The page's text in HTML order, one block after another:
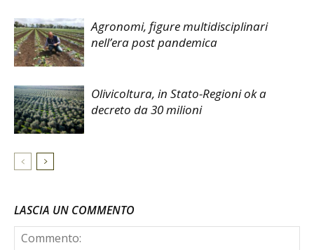
Agronomi, figure multidisciplinari
nell’era post pandemica
Olivicoltura, in Stato-Regioni ok a
decreto da 30 milioni
LASCIA UN COMMENTO